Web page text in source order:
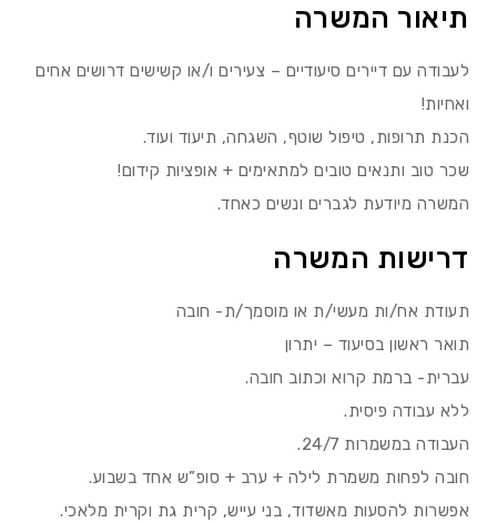
תיאור המשרה
לעבודה עם דיירים סיעודיים – צעירים ו/או קשישים דרושים אחים
ואחיות!
הכנת תרופות, טיפול שוטף, השגחה, תיעוד ועוד.
שכר טוב ותנאים טובים למתאימים + אופציות קידום!
המשרה מיודעת לגברים ונשים כאחד.
דרישות המשרה
תעודת אח/ות מעשי/ת או מוסמך/ת- חובה
תואר ראשון בסיעוד – יתרון
עברית- ברמת קרוא וכתוב חובה.
ללא עבודה פיסית.
העבודה במשמרות 24/7.
חובה לפחות משמרת לילה + ערב + סופ”ש אחד בשבוע.
אפשרות להסעות מאשדוד, בני עייש, קרית גת וקרית מלאכי.